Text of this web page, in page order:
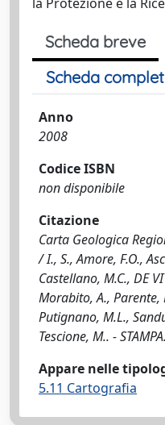
Scheda breve
Scheda
Anno
2008
Codice ISBN
non disponibile
Citazione
Carta Geologica
/ I., S., Amore, F.O.,
Castellano, M.C., DE
Morabito, A., Parente,
Putignano, M.L.,
Tescione, M.. -
Appare nelle
5.11 Cartografia